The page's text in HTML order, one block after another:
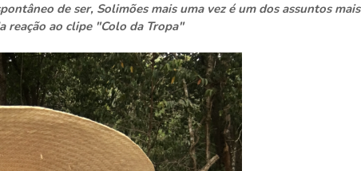
de ser, Solimões mais uma vez é um dos assuntos mais
reação ao clipe "Colo da Tropa"